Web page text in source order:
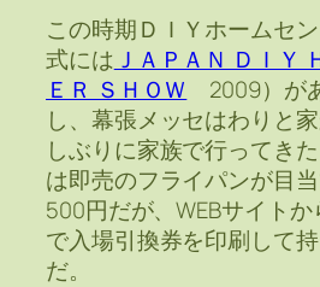
この時期ＤＩＹホームセ
式には ＪＡＰＡＮ ＤＩＹ
ＥＲ ＳＨＯＷ 2009）が
し、幕張メッセはわりと
しぶりに家族で行ってき
は即売のフライパンが目
500円だが、WEBサイト
で入場引換券を印刷して
だ。